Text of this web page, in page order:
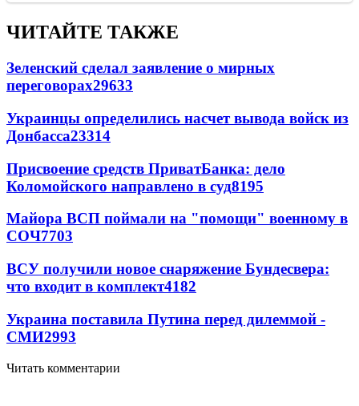
ЧИТАЙТЕ ТАКЖЕ
Зеленский сделал заявление о мирных
переговорах29633
Украинцы определились насчет вывода войск из
Донбасса23314
Присвоение средств ПриватБанка: дело
Коломойского направлено в суд8195
Майора ВСП поймали на "помощи" военному в
СОЧ7703
ВСУ получили новое снаряжение Бундесвера:
что входит в комплект4182
Украина поставила Путина перед дилеммой -
СМИ2993
Читать комментарии